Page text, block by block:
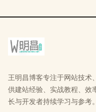
王明昌博客专注于网站技术
供建站经验、实战教程、效
长与开发者持续学习与参考。